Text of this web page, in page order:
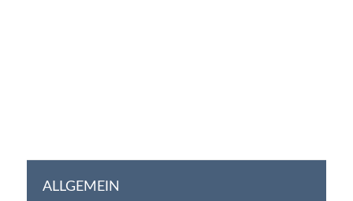
ALLGEMEIN